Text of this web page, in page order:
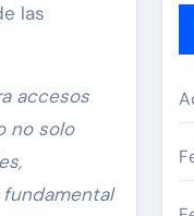
las
accesos
no solo